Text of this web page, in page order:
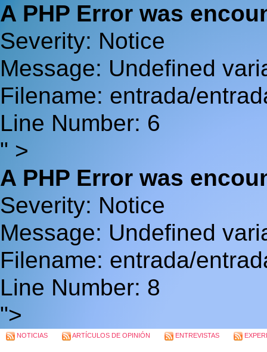
A PHP Error was
Severity: Notice
Message: Undefined
Filename: entrada/
Line Number: 6
" >
A PHP Error was
Severity: Notice
Message: Undefined
Filename: entrada/
Line Number: 8
">
NOTICIAS ARTÍCULOS DE OPINIÓN ENTREVISTAS